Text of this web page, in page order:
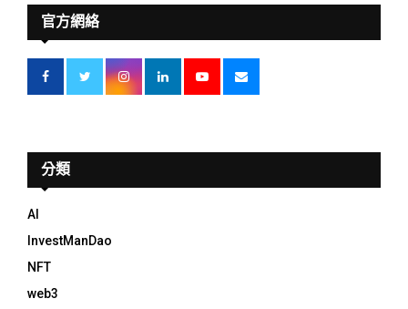
官方網絡
分類
AI
InvestManDao
NFT
web3